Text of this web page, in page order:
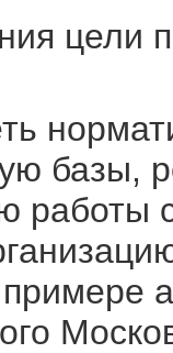
цели
базы,
работы